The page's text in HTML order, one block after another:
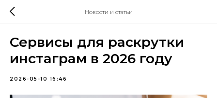
Новости и статьи
Сервисы для раскрутки
инстаграм в 2026 году
2026-05-10 16:46